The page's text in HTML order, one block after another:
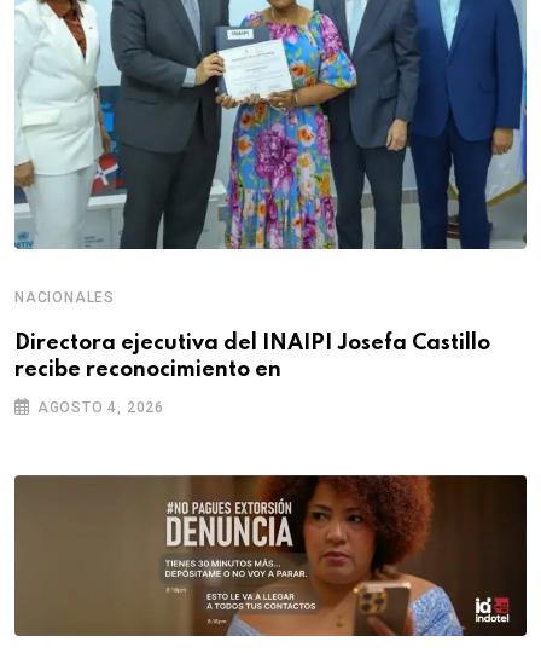
NACIONALES
Directora ejecutiva del INAIPI Josefa Castillo
recibe reconocimiento en
AGOSTO 4, 2026